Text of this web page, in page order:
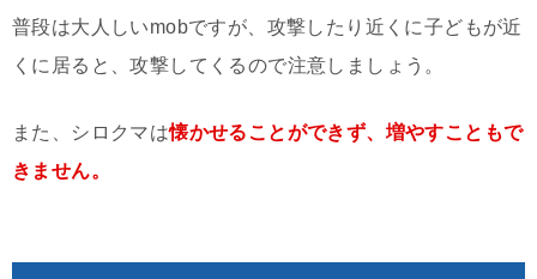
普段は大人しいmobですが、攻撃したり近くに子どもが近
くに居ると、攻撃してくるので注意しましょう。
また、シロクマは懐かせることができず、増やすこともで
きません。